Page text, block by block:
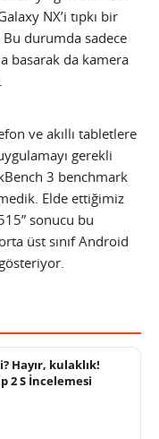
NX’i tıpkı bir
durumda sadece
basarak da kamera
ve akıllı tabletlere
gerekli
3 benchmark
Elde ettiğimiz
sonucu bu
üst sınıf Android
Hayır, kulaklık!
2 S İncelemesi